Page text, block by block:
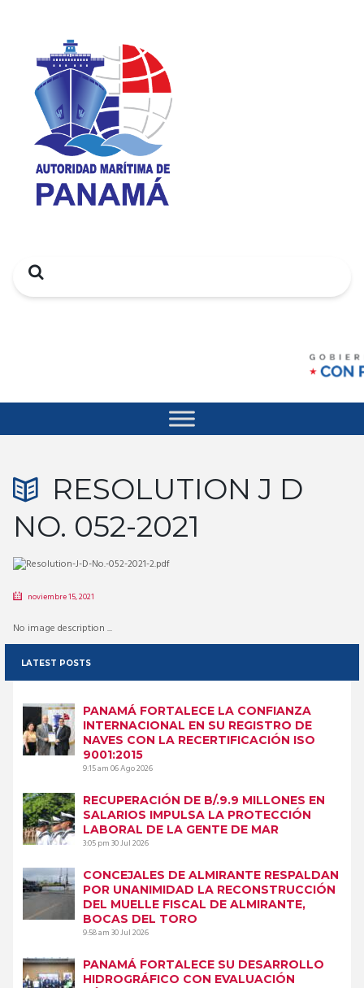
Search
RESOLUTION J D
NO. 052-2021
noviembre 15, 2021
No image description ...
LATEST POSTS
PANAMÁ FORTALECE LA CONFIANZA
INTERNACIONAL EN SU REGISTRO DE
NAVES CON LA RECERTIFICACIÓN ISO
9001:2015
9:15 am06 Ago 2026
RECUPERACIÓN DE B/.9.9 MILLONES EN
SALARIOS IMPULSA LA PROTECCIÓN
LABORAL DE LA GENTE DE MAR
3:05 pm30 Jul 2026
CONCEJALES DE ALMIRANTE RESPALDAN
POR UNANIMIDAD LA RECONSTRUCCIÓN
DEL MUELLE FISCAL DE ALMIRANTE,
BOCAS DEL TORO
9:58 am30 Jul 2026
PANAMÁ FORTALECE SU DESARROLLO
HIDROGRÁFICO CON EVALUACIÓN